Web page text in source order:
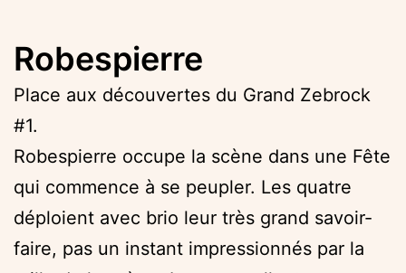
Robespierre
Place aux découvertes du Grand Zebrock
#1.
Robespierre occupe la scène dans une Fête
qui commence à se peupler. Les quatre
déploient avec brio leur très grand savoir-
faire, pas un instant impressionnés par la